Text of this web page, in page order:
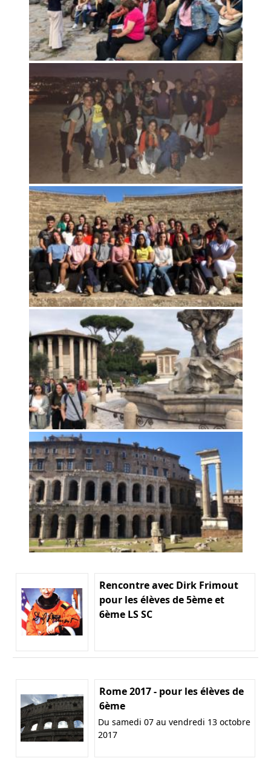
Rencontre avec Dirk Frimout
pour les élèves de 5ème et
6ème LS SC
Rome 2017 - pour les élèves de
6ème
Du samedi 07 au vendredi 13 octobre
2017